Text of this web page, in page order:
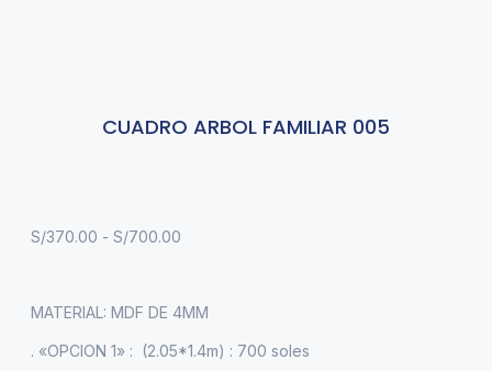
CUADRO ARBOL FAMILIAR 005
S/370.00 - S/700.00
MATERIAL: MDF DE 4MM
. «OPCION 1» : (2.05*1.4m) : 700 soles